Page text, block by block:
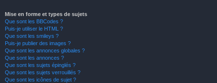
Mise en forme et types de sujets
Que sont les BBCodes ?
Puis-je utiliser le HTML ?
Que sont les smileys ?
Puis-je publier des images ?
Que sont les annonces globales ?
Que sont les annonces ?
Que sont les sujets épinglés ?
Que sont les sujets verrouillés ?
Que sont les icônes de sujet ?